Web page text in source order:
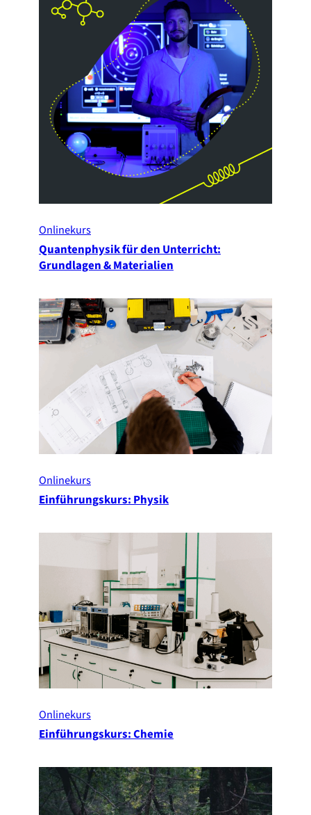
Onlinekurs
Quantenphysik für den Unterricht:
Grundlagen & Materialien
Onlinekurs
Einführungskurs: Physik
Onlinekurs
Einführungskurs: Chemie